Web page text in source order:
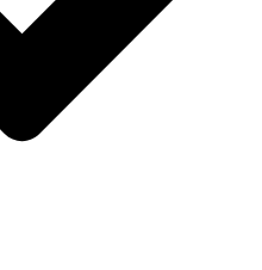
von Harald Schwiers
Schwiers
Balke
The Länd